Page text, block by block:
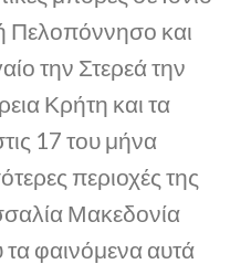
Πελοπόννησο και
την Στερεά την
Κρήτη και τα
17 του μήνα
περιοχές της
Μακεδονία
φαινόμενα αυτά